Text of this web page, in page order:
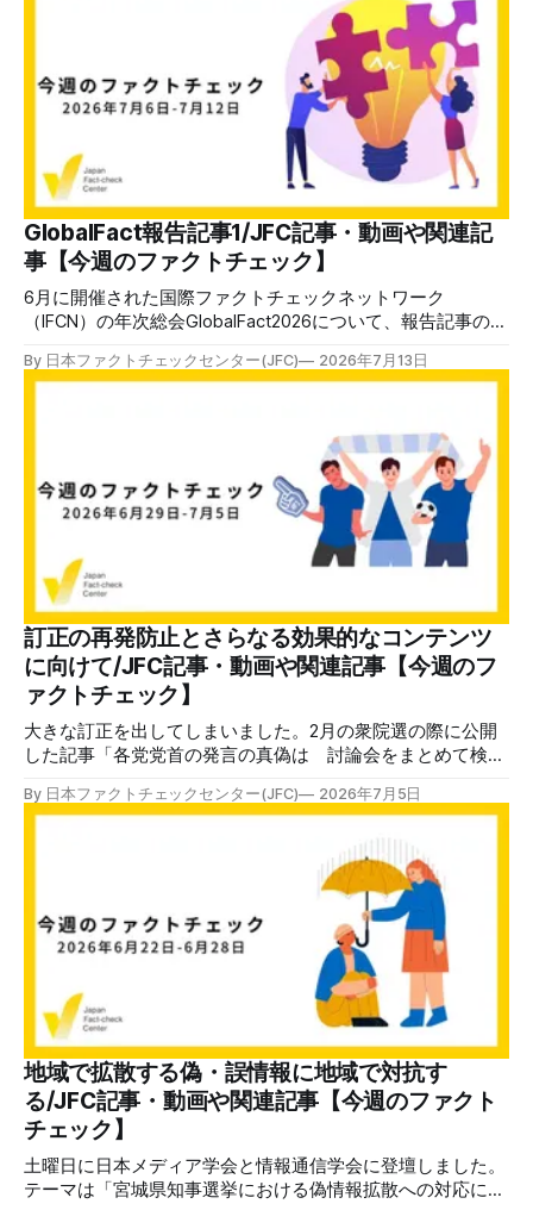
した記事を中心に、その他のメディアも含めて、ファクトチ
ェックや偽情報関連の情報をまとめました。同じ内容をニュ
ースレターでも配信しています。登録はこちら。 今週のお
知らせ JFCファクトチェック講師養成講座 申込はこちら 日
本ファクトチェックセンター（JFC）は、ファクトチェック
やメディア情報リテラシーに関する講師養成講座を月に1度
開催しています。講座はオンラインで90分間。修了者には認
定バッジと教室や職場などで利用可能な教材を提供します。
次回の開講は7月25日（土）午後4時~5時30分で、お申し込
みはこちら。 日本ファクトチェックセンター（JFC） ファ
クトチェック講師養成講座 7月25日（土）開催分日本ファ
クトチェックセンター（JFC）による講師養成講座です
GlobalFact報告記事1/JFC記事・動画や関連記
事【今週のファクトチェック】
6月に開催された国際ファクトチェックネットワーク
（IFCN）の年次総会GlobalFact2026について、報告記事の第
巻く問題の全体的な状況について、登壇者らの声を引用して
トチェックセンター（JFC）がこの1週間に出した記事を中心
に、その他のメディアも含めて、ファクトチェックや偽情報
関連の情報をまとめました。同じ内容をニュースレターでも
配信しています。登録はこちら。 今週のお知らせ JFCファク
トチェック講師養成講座 申込はこちら 日本ファクトチェ
ックセンター（JFC）は、ファクトチェックやメディア情報
リテラシーに関する講師養成講座を月に1度開催していま
す。講座はオンラインで90分間。修了者には認定バッジと教
室や職場などで利用可能な教材を提供します。 次回の開講
は7月25日（土）午後4時~5時30分で、お申し込みはこち
ら。 日本ファクトチェックセンター（JFC） ファクトチェ
ック講師
By 日本ファクトチェックセンター(JFC) 2026年7月13日
訂正の再発防止とさらなる効果的なコンテンツ
に向けて/JFC記事・動画や関連記事【今週のフ
ァクトチェック】
大きな訂正を出してしまいました。2月の衆院選の際に公開
した記事「各党党首の発言の真偽は 討論会をまとめて検
した内容が、実際には存在しない発言でした。 詳細は上記
する中で生成AIを使っており、一部で確認漏れがありまし
学習データに基づくバイアスなどが存在します。日本ファク
トチェックセンター（JFC）はAI活用に関するガイドライン
を設け、AIによる回答を人間が確認するルールを設けていま
すが、そのガイドラインにも違反をした形となります。 現
在、再発防止のため、ガイドラインやワークフローの見直し
を進めています。公開するファクトチェック記事の数を減ら
してでも確認を徹底するなど、すでに実施している対策もあ
ります。ここしばらく、記事数が減っているのはその影響も
あります。 同時に、6月にリトアニアで開催されたファクト
チェッカーの年次総会「Global Fact 2026」で学んだ新しい
手法などを取り入れ、より一層効果的で
By 日本ファクトチェックセンター(JFC) 2026年7月5日
地域で拡散する偽・誤情報に地域で対抗す
る/JFC記事・動画や関連記事【今週のファクト
チェック】
土曜日に日本メディア学会と情報通信学会に登壇しました。
テーマは「宮城県知事選挙における偽情報拡散への対応に関